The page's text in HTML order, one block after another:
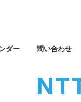
ダー 問い合わせ